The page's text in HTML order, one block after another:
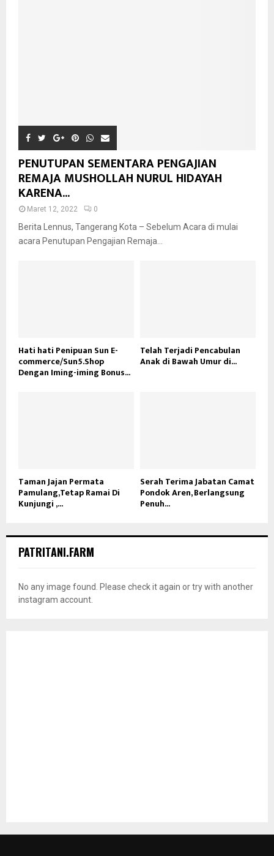
PENUTUPAN SEMENTARA PENGAJIAN
REMAJA MUSHOLLAH NURUL HIDAYAH
KARENA...
Maret 12, 2022 0
Berita Lennus, Tangerang Kota – Sebelum Acara di mulai
acara Penutupan Pengajian Remaja...
Hati hati Penipuan Sun E-
commerce/Sun5.Shop
Dengan Iming-iming Bonus...
Telah Terjadi Pencabulan
Anak di Bawah Umur di...
Taman Jajan Permata
Pamulang,Tetap Ramai Di
Kunjungi ,...
Serah Terima Jabatan Camat
Pondok Aren, Berlangsung
Penuh...
PATRITANI.FARM
No any image found. Please check it again or try with another
instagram account.